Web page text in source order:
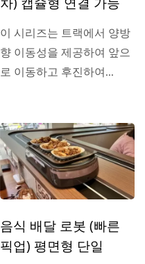
이 시리즈는 트랙에서 양방
향 이동성을 제공하여 앞으
로 이동하고 후진하여...
음식 배달 로봇 (빠른
픽업) 평면형 단일